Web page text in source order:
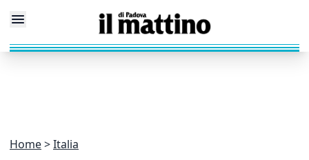
Home Italia